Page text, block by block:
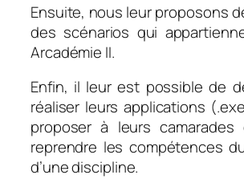
Ensuite, nous leur proposons
des scénarios qui
Arcadémie II.
Enfin, il leur est possible de
réaliser leurs applications
proposer à leurs
reprendre les compétences
d’une discipline.